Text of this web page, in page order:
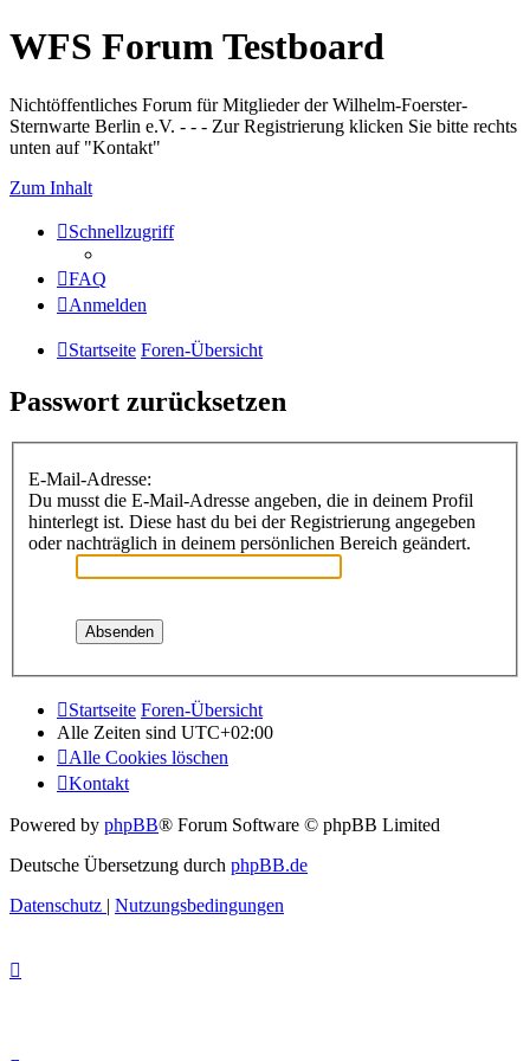
WFS Forum Testboard
Nichtöffentliches Forum für Mitglieder der Wilhelm-Foerster-
Sternwarte Berlin e.V. - - - Zur Registrierung klicken Sie bitte rechts
unten auf "Kontakt"
Zum Inhalt
Schnellzugriff
FAQ
Anmelden
Startseite Foren-Übersicht
Passwort zurücksetzen
E-Mail-Adresse:
Du musst die E-Mail-Adresse angeben, die in deinem Profil
hinterlegt ist. Diese hast du bei der Registrierung angegeben
oder nachträglich in deinem persönlichen Bereich geändert.
Startseite Foren-Übersicht
Alle Zeiten sind UTC+02:00
Alle Cookies löschen
Kontakt
Powered by phpBB® Forum Software © phpBB Limited
Deutsche Übersetzung durch phpBB.de
Datenschutz | Nutzungsbedingungen